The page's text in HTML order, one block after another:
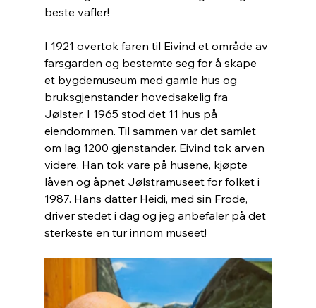
beste vafler!
I 1921 overtok faren til Eivind et område av
farsgarden og bestemte seg for å skape
et bygdemuseum med gamle hus og
bruksgjenstander hovedsakelig fra
Jølster. I 1965 stod det 11 hus på
eiendommen. Til sammen var det samlet
om lag 1200 gjenstander. Eivind tok arven
videre. Han tok vare på husene, kjøpte
låven og åpnet Jølstramuseet for folket i
1987. Hans datter Heidi, med sin Frode,
driver stedet i dag og jeg anbefaler på det
sterkeste en tur innom museet!